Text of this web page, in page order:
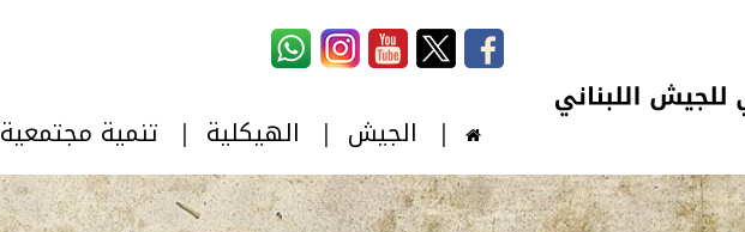
الجيش الهيكلية تنمية مجتمعية